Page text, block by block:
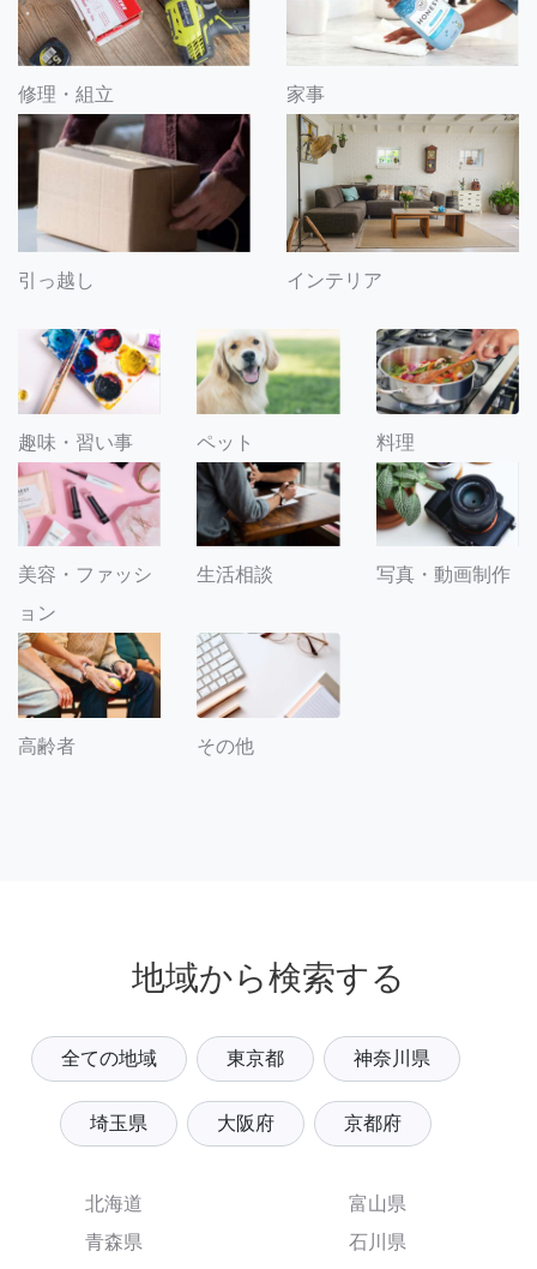
修理・組立 家事
引っ越し インテリア
趣味・習い事 ペット 料理
美容・ファッシ
ョン
生活相談 写真・動画制作
高齢者 その他
地域から検索する
全ての地域 東京都 神奈川県
埼玉県 大阪府 京都府
北海道
青森県
富山県
石川県